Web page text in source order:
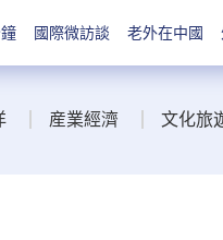
國際微訪談 老外在中國
産業經濟 文化旅